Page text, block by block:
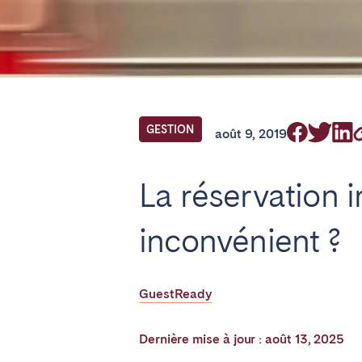
GESTION août 9, 2019
La réservation
inconvénient ?
GuestReady
Dernière mise à jour : août 13, 2025
Find your
FRANCE
Cannes Dijon
Paris
IRELAND